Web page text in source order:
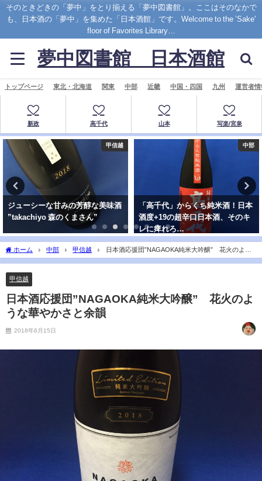
そのときどきの「夢中」をとり揃える「夢中図書館」。ここはそのなかで
も、日本酒の「夢中」を集めた「日本酒館」です。Welcome to the ’Sake'
floor of Favorites Library…
夢中図書館 日本酒館
トップページ 東北・北海道 関東 中部 近畿 中国・四国 九州 運営者情
新政 高千代 山本 写楽/宮泉
甲信越
ジューシーな甘みの芳醇な美味酒
”takachiyo 森のくまさん”
中部
「高千代」からくち純米酒！日本
酒度+19の超辛口日本酒、そのキ
レに痺れろ…
ホーム 中部 甲信越
日本酒応援団”NAGAOKA純米大吟醸” 花火のよう
な華やかさと余韻
甲信越
日本酒応援団”NAGAOKA純米大吟醸” 花火のよ
うな華やかさと余韻
2018年6月15日